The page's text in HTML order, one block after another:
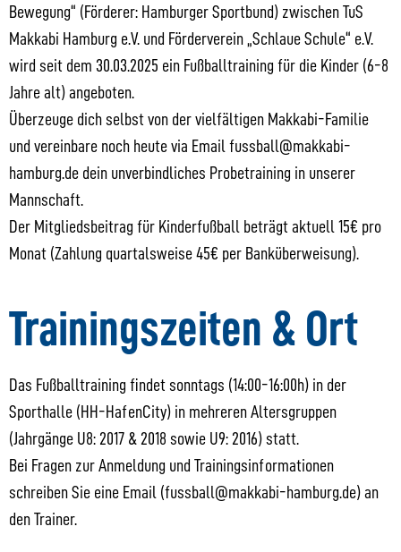
Bewegung“ (Förderer: Hamburger Sportbund) zwischen TuS
Makkabi Hamburg e.V. und Förderverein „Schlaue Schule“ e.V.
wird seit dem 30.03.2025 ein Fußballtraining für die Kinder (6-8
Jahre alt) angeboten.
Überzeuge dich selbst von der vielfältigen Makkabi-Familie
und vereinbare noch heute via Email fussball@makkabi-
hamburg.de dein unverbindliches Probetraining in unserer
Mannschaft.
Der Mitgliedsbeitrag für Kinderfußball beträgt aktuell 15€ pro
Monat (Zahlung quartalsweise 45€ per Banküberweisung).
Trainingszeiten & Ort
Das Fußballtraining findet sonntags (14:00-16:00h) in der
Sporthalle (HH-HafenCity) in mehreren Altersgruppen
(Jahrgänge U8: 2017 & 2018 sowie U9: 2016) statt.
Bei Fragen zur Anmeldung und Trainingsinformationen
schreiben Sie eine Email (fussball@makkabi-hamburg.de) an
den Trainer.